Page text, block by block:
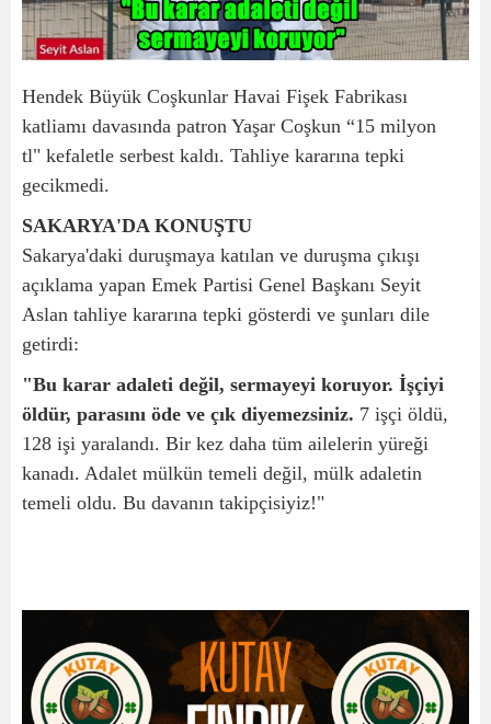
Hendek Büyük Coşkunlar Havai Fişek Fabrikası
katliamı davasında patron Yaşar Coşkun “15 milyon
tl" kefaletle serbest kaldı. Tahliye kararına tepki
gecikmedi.
SAKARYA'DA KONUŞTU
Sakarya'daki duruşmaya katılan ve duruşma çıkışı
açıklama yapan Emek Partisi Genel Başkanı Seyit
Aslan tahliye kararına tepki gösterdi ve şunları dile
getirdi:
"Bu karar adaleti değil, sermayeyi koruyor. İşçiyi
öldür, parasını öde ve çık diyemezsiniz. 7 işçi öldü,
128 işi yaralandı. Bir kez daha tüm ailelerin yüreği
kanadı. Adalet mülkün temeli değil, mülk adaletin
temeli oldu. Bu davanın takipçisiyiz!"